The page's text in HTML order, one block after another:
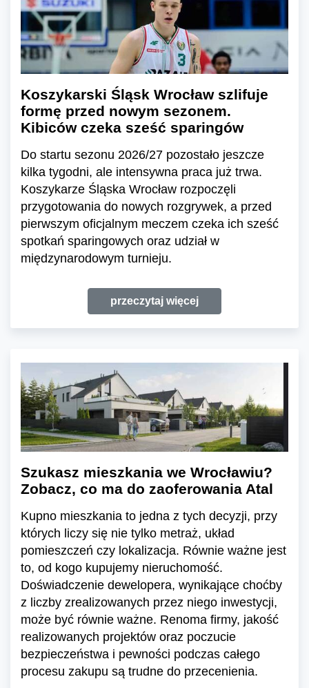
Koszykarski Śląsk Wrocław szlifuje
formę przed nowym sezonem.
Kibiców czeka sześć sparingów
Do startu sezonu 2026/27 pozostało jeszcze
kilka tygodni, ale intensywna praca już trwa.
Koszykarze Śląska Wrocław rozpoczęli
przygotowania do nowych rozgrywek, a przed
pierwszym oficjalnym meczem czeka ich sześć
spotkań sparingowych oraz udział w
międzynarodowym turnieju.
przeczytaj więcej
Szukasz mieszkania we Wrocławiu?
Zobacz, co ma do zaoferowania Atal
Kupno mieszkania to jedna z tych decyzji, przy
których liczy się nie tylko metraż, układ
pomieszczeń czy lokalizacja. Równie ważne jest
to, od kogo kupujemy nieruchomość.
Doświadczenie dewelopera, wynikające choćby
z liczby zrealizowanych przez niego inwestycji,
może być równie ważne. Renoma firmy, jakość
realizowanych projektów oraz poczucie
bezpieczeństwa i pewności podczas całego
procesu zakupu są trudne do przecenienia.